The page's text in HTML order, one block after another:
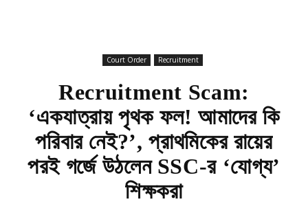
Court Order Recruitment
Recruitment Scam:
‘একযাত্রায় পৃথক ফল! আমাদের কি
পরিবার নেই?’, প্রাথমিকের রায়ের
পরই গর্জে উঠলেন SSC-র ‘যোগ্য’
শিক্ষকরা